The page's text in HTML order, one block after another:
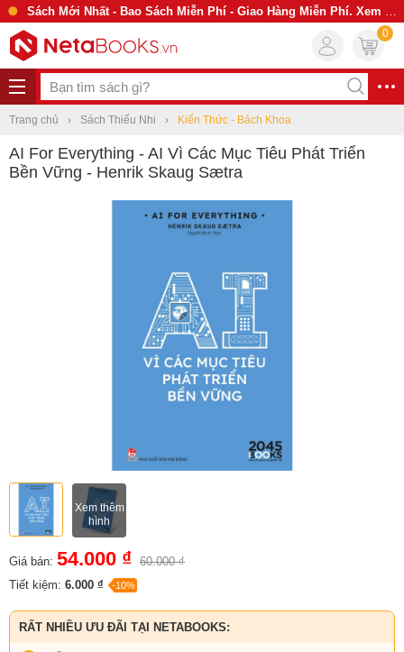
Sách Mới Nhất - Bao Sách Miễn Phí - Giao Hàng Miễn Phí. Xem Ngay
0
Trang chủ Sách Thiếu Nhi Kiến Thức - Bách Khoa
AI For Everything - AI Vì Các Mục Tiêu Phát Triển
Bền Vững - Henrik Skaug Sætra
Xem thêm
hình
Giá bán: 54.000 ₫ 60.000 ₫
Tiết kiệm: 6.000 ₫ -10%
RẤT NHIỀU ƯU ĐÃI TẠI NETABOOKS: